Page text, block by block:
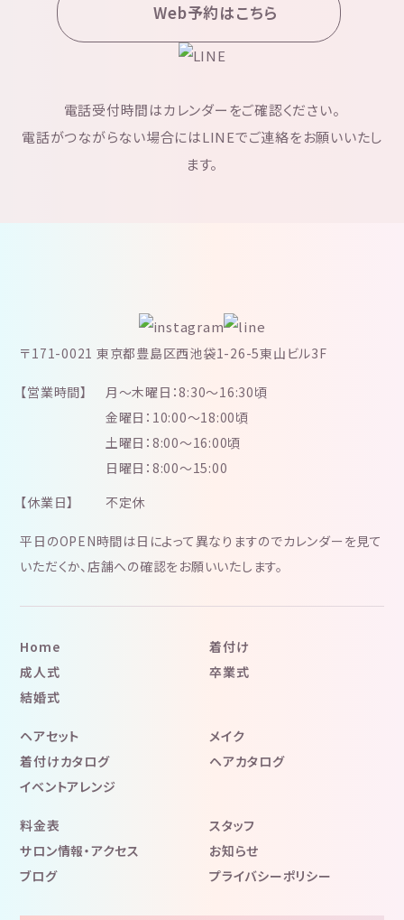
Web予約はこちら
電話受付時間はカレンダーをご確認ください。
電話がつながらない場合にはLINEでご連絡をお願いいたし
ます。
〒171-0021 東京都豊島区西池袋1-26-5東山ビル3F
【営業時間】
月～木曜日：8:30～16:30頃
金曜日：10:00～18:00頃
土曜日：8:00～16:00頃
日曜日：8:00～15:00
【休業日】
不定休
平日のOPEN時間は日によって異なりますのでカレンダーを見て
いただくか、店舗への確認をお願いいたします。
Home
着付け
成人式
卒業式
結婚式
ヘアセット
メイク
着付けカタログ
ヘアカタログ
イベントアレンジ
料金表
スタッフ
サロン情報・アクセス
お知らせ
ブログ
プライバシーポリシー